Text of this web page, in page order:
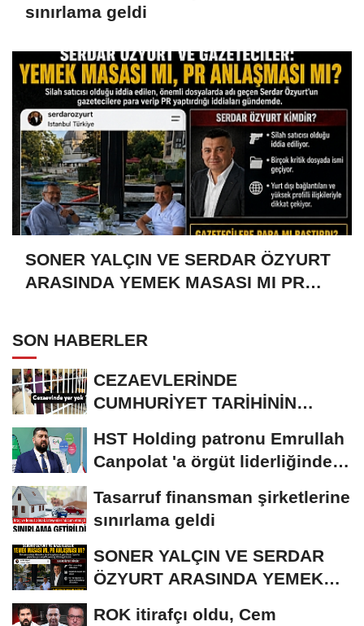
sınırlama geldi
SONER YALÇIN VE SERDAR ÖZYURT
ARASINDA YEMEK MASASI MI PR
SON HABERLER
CEZAEVLERİNDE
CUMHURİYET TARİHİNİN
KİŞİ...
HST Holding patronu Emrullah
Canpolat 'a örgüt liderliğinden
Tasarruf finansman şirketlerine
sınırlama geldi
SONER YALÇIN VE SERDAR
ÖZYURT ARASINDA YEMEK
ROK itirafçı oldu, Cem